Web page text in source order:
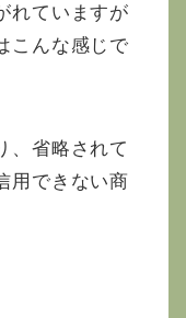
れていますが
こんな感じで
、省略されて
用できない商